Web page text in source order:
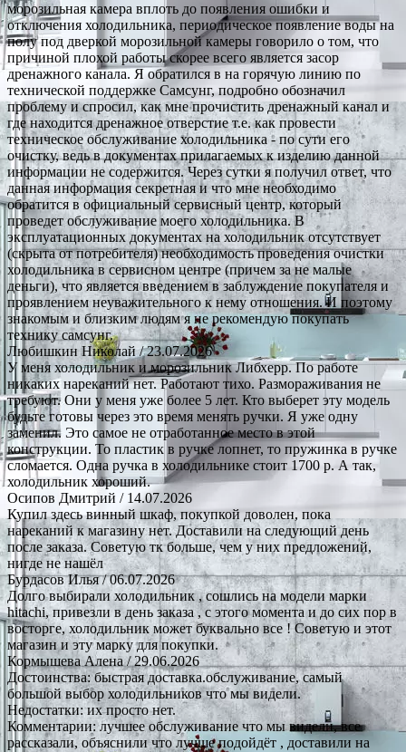
морозильная камера вплоть до появления ошибки и
отключения холодильника, периодическое появление воды на
полу под дверкой морозильной камеры говорило о том, что
причиной плохой работы скорее всего является засор
дренажного канала. Я обратился в на горячую линию по
технической поддержке Самсунг, подробно обозначил
проблему и спросил, как мне прочистить дренажный канал и
где находится дренажное отверстие т.е. как провести
техническое обслуживание холодильника - по сути его
очистку, ведь в документах прилагаемых к изделию данной
информации не содержится. Через сутки я получил ответ, что
данная информация секретная и что мне необходимо
обратится в официальный сервисный центр, который
проведет обслуживание моего холодильника. В
эксплуатационных документах на холодильник отсутствует
(скрыта от потребителя) необходимость проведения очистки
холодильника в сервисном центре (причем за не малые
деньги), что является введением в заблуждение покупателя и
проявлением неуважительного к нему отношения. И поэтому
знакомым и близким людям я не рекомендую покупать
технику самсунг.
Любишкин Николай/ 23.07.2026
У меня холодильник и морозильник Либхерр. По работе
никаких нареканий нет. Работают тихо. Размораживания не
требуют. Они у меня уже более 5 лет. Кто выберет эту модель
будьте готовы через это время менять ручки. Я уже одну
заменил. Это самое не отработанное место в этой
конструкции. То пластик в ручке лопнет, то пружинка в ручке
сломается. Одна ручка в холодильнике стоит 1700 р. А так,
холодильник хороший.
Осипов Дмитрий / 14.07.2026
Купил здесь винный шкаф, покупкой доволен, пока
нареканий к магазину нет. Доставили на следующий день
после заказа. Советую тк больше, чем у них предложений,
нигде не нашёл
Бурдасов Илья/ 06.07.2026
Долго выбирали холодильник , сошлись на модели марки
hitachi, привезли в день заказа , с этого момента и до сих пор в
восторге, холодильник может буквально все ! Советую и этот
магазин и эту марку для покупки.
Кормышева Алена/ 29.06.2026
Достоинства: быстрая доставка.обслуживание, самый
большой выбор холодильников что мы видели.
Недостатки: их просто нет.
Комментарии: лучшее обслуживание что мы видели, все
рассказали, объяснили что лучше подойдёт , доставили на